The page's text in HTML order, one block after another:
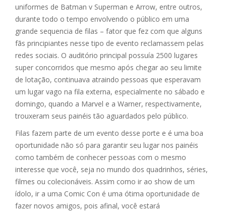
uniformes de Batman v Superman e Arrow, entre outros,
durante todo o tempo envolvendo o público em uma
grande sequencia de filas – fator que fez com que alguns
fãs principiantes nesse tipo de evento reclamassem pelas
redes sociais. O auditório principal possuía 2500 lugares
super concorridos que mesmo após chegar ao seu limite
de lotação, continuava atraindo pessoas que esperavam
um lugar vago na fila externa, especialmente no sábado e
domingo, quando a Marvel e a Warner, respectivamente,
trouxeram seus painéis tão aguardados pelo público.
Filas fazem parte de um evento desse porte e é uma boa
oportunidade não só para garantir seu lugar nos painéis
como também de conhecer pessoas com o mesmo
interesse que você, seja no mundo dos quadrinhos, séries,
filmes ou colecionáveis. Assim como ir ao show de um
ídolo, ir a uma Comic Con é uma ótima oportunidade de
fazer novos amigos, pois afinal, você estará